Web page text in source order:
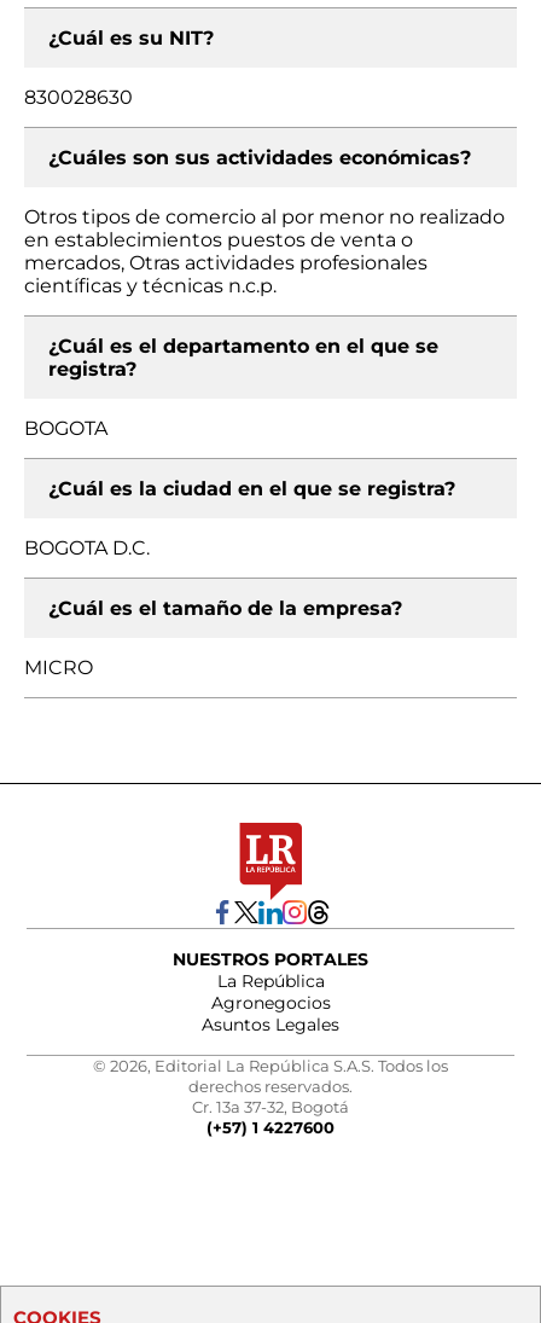
¿Cuál es su NIT?
830028630
¿Cuáles son sus actividades económicas?
Otros tipos de comercio al por menor no realizado
en establecimientos puestos de venta o
mercados, Otras actividades profesionales
científicas y técnicas n.c.p.
¿Cuál es el departamento en el que se
registra?
BOGOTA
¿Cuál es la ciudad en el que se registra?
BOGOTA D.C.
¿Cuál es el tamaño de la empresa?
MICRO
NUESTROS PORTALES
La República
Agronegocios
Asuntos Legales
© 2026, Editorial La República S.A.S. Todos los
derechos reservados.
Cr. 13a 37-32, Bogotá
(+57) 1 4227600
COOKIES